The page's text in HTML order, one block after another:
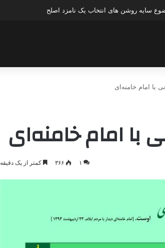
سایه روشن های انتخاب یک نامزد اصلح
با امام خامنه‌ای
با امام خامنه‌ای
۱ ۳۶۶ کمتر از یک دقیقه